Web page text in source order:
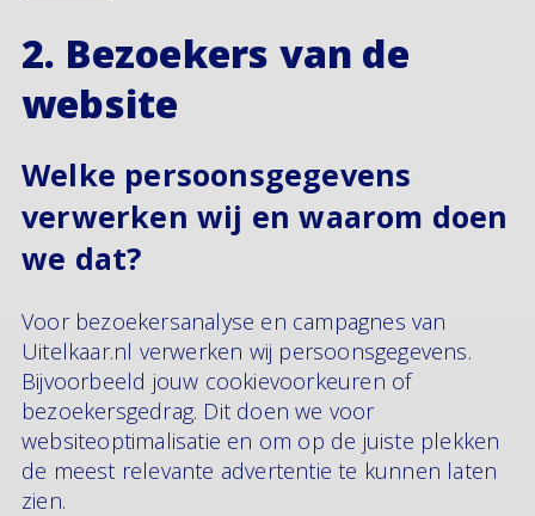
2. Bezoekers van de
website
Welke persoonsgegevens
verwerken wij en waarom doen
we dat?
Voor bezoekersanalyse en campagnes van
Uitelkaar.nl verwerken wij persoonsgegevens.
Bijvoorbeeld jouw cookievoorkeuren of
bezoekersgedrag. Dit doen we voor
websiteoptimalisatie en om op de juiste plekken
de meest relevante advertentie te kunnen laten
zien.